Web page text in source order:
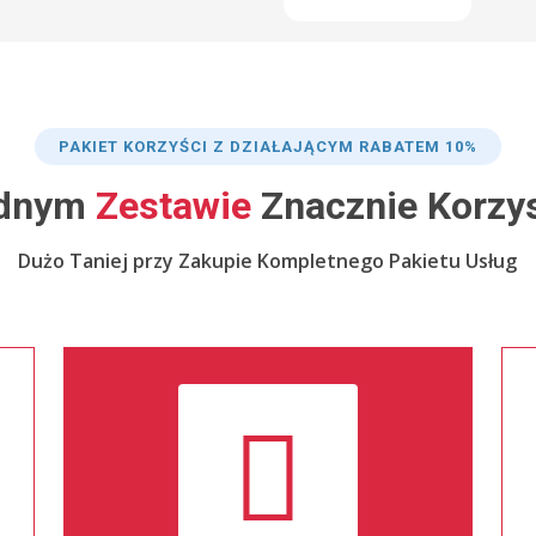
PAKIET KORZYŚCI Z DZIAŁAJĄCYM RABATEM 10%
ZestawieZnacznie
Dużo Taniej przy Zakupie Kompletnego Pakietu Usług